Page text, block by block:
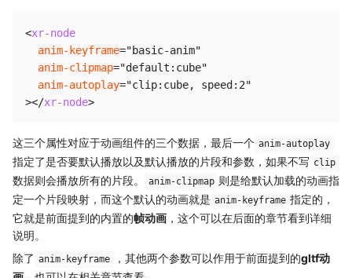
<xr-node
anim-keyframe="basic-anim"
anim-clipmap="default:cube"
anim-autoplay="clip:cube, speed:2"
></xr-node>
这三个属性对应于动画组件的三个数据，最后一个 anim-autoplay
指定了是否要默认播放以及默认播放的片段和参数，如果不写 clip
数据则会播放所有的片段。 anim-clipmap 则是给默认加载的动画指
定一个片段映射，而这个默认的动画就是 anim-keyframe 指定的，
它就是前面提到的内置的帧动画 ，这个可以在后面的章节看到详细
说明。
除了 anim-keyframe ，其他两个参数可以作用于前面提到的gltf动